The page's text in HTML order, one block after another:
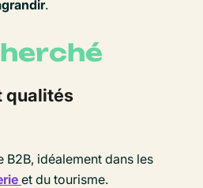
.
qualités
B2B, idéalement dans les
et du tourisme.